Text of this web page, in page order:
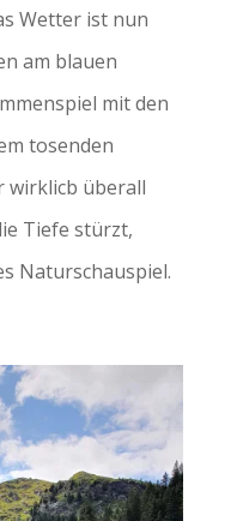
Wetter ist nun
am blauen
mit den
tosenden
wirklicb überall
Tiefe stürzt,
Naturschauspiel.